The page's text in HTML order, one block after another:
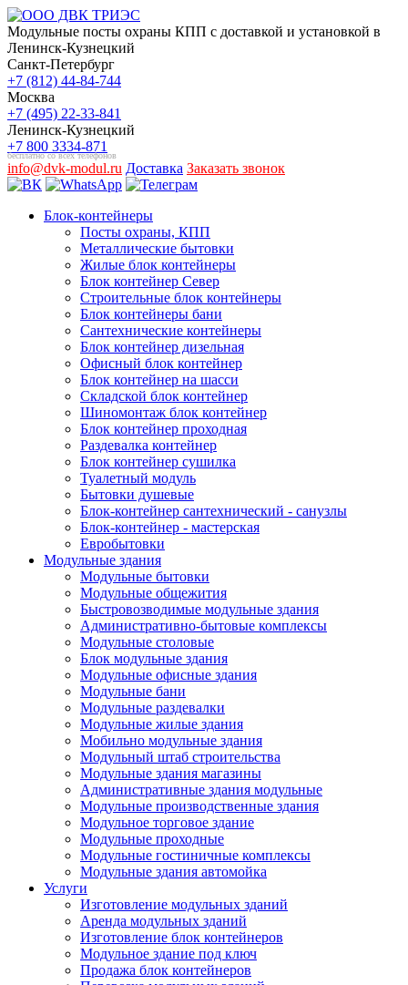
Модульные посты охраны КПП с доставкой и установкой в
Ленинск-Кузнецкий
Санкт-Петербург
+7 (812) 44-84-744
Москва
+7 (495) 22-33-841
Ленинск-Кузнецкий
+7 800 3334-871
бесплатно со всех телефонов
info@dvk-modul.ru Доставка Заказать звонок
Блок-контейнеры
Посты охраны, КПП
Металлические бытовки
Жилые блок контейнеры
Блок контейнер Север
Строительные блок контейнеры
Блок контейнеры бани
Сантехнические контейнеры
Блок контейнер дизельная
Офисный блок контейнер
Блок контейнер на шасси
Складской блок контейнер
Шиномонтаж блок контейнер
Блок контейнер проходная
Раздевалка контейнер
Блок контейнер сушилка
Туалетный модуль
Бытовки душевые
Блок-контейнер сантехнический - санузлы
Блок-контейнер - мастерская
Евробытовки
Модульные здания
Модульные бытовки
Модульные общежития
Быстровозводимые модульные здания
Административно-бытовые комплексы
Модульные столовые
Блок модульные здания
Модульные офисные здания
Модульные бани
Модульные раздевалки
Модульные жилые здания
Мобильно модульные здания
Модульный штаб строительства
Модульные здания магазины
Административные здания модульные
Модульные производственные здания
Модульное торговое здание
Модульные проходные
Модульные гостиничные комплексы
Модульные здания автомойка
Услуги
Изготовление модульных зданий
Аренда модульных зданий
Изготовление блок контейнеров
Модульное здание под ключ
Продажа блок контейнеров